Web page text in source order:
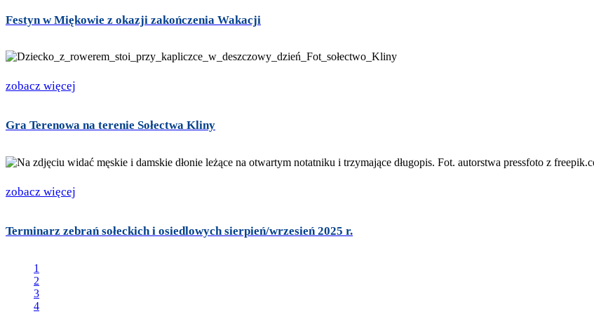
Festyn w Miękowie z okazji zakończenia Wakacji
zobacz więcej
Gra Terenowa na terenie Sołectwa Kliny
zobacz więcej
Terminarz zebrań sołeckich i osiedlowych sierpień/wrzesień 2025 r.
1
2
3
4